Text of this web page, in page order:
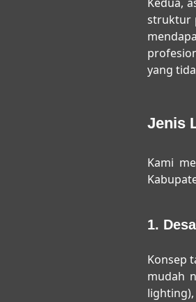
struktur
yang
Jenis
Kami
1.
Konsep
mudah